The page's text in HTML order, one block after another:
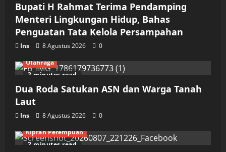
Bupati H Rahmat Terima Pendamping
Menteri Lingkungan Hidup, Bahas
Penguatan Tata Kelola Persampahan
Ins 8 Agustus 2026 0
2 minutes read
Olahraga
Dua Roda Satukan ASN dan Warga Tanah
Laut
Ins 8 Agustus 2026 0
2 minutes read
Kiprah Perempuan